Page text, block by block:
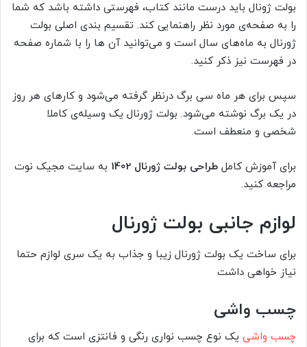
بولت ژونال باید درست مانند کتاب، فهرستی داشته باشد که شما
را به صفحه‌ی مورد نظر راهنمایی کند. تقسیم بندی اصلی بولت
ژورنال به ماه‌های سال است و می‌توانید آن ها را با شماره صفحه
در فهرست نیز ذکر کنید.
سپس برای هر ماه سی برگ درنظر گرفته می‌شود و کارهای هر روز
در یک برگ نوشته می‌شود. بولت ژورنال یک وسیله‌ی کاملا
شخصی و منعطف است.
برای آموزش کامل طراحی بولت ژورنال 1402
به سایت مجیک نوت
مراجعه کنید.
لوازم جانبی بولت ژورنال
برای ساخت یک بولت ژورنال زیبا و جذاب به یک سری لوازم حتما
نیاز خواهی داشت
چسب واشی
چسب واشی یک نوع چسب نواری رنگی و فانتزی است که برای